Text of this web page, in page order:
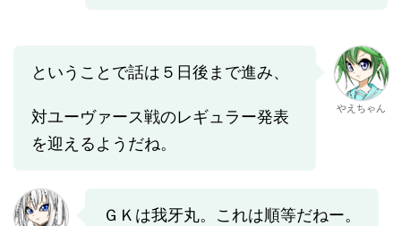
ということで話は５日後まで進み、
対ユーヴァース戦のレギュラー発表
を迎えるようだね。
やえちゃん
ＧＫは我牙丸。これは順等だねー。